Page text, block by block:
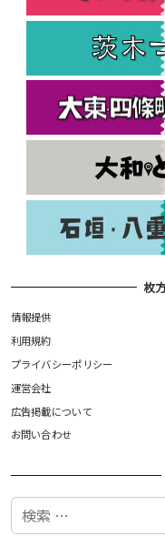
枚
情報提供
利用規約
プライバシーポリシー
運営会社
広告掲載について
お問い合わせ
検